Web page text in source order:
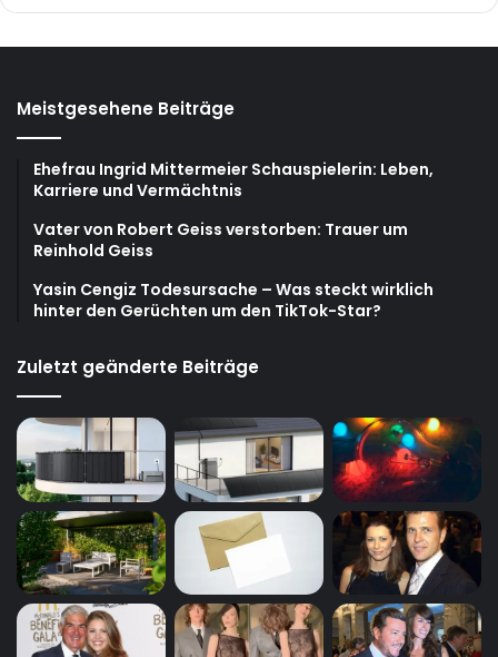
Meistgesehene Beiträge
Ehefrau Ingrid Mittermeier Schauspielerin: Leben,
Karriere und Vermächtnis
Vater von Robert Geiss verstorben: Trauer um
Reinhold Geiss
Yasin Cengiz Todesursache – Was steckt wirklich
hinter den Gerüchten um den TikTok-Star?
Zuletzt geänderte Beiträge